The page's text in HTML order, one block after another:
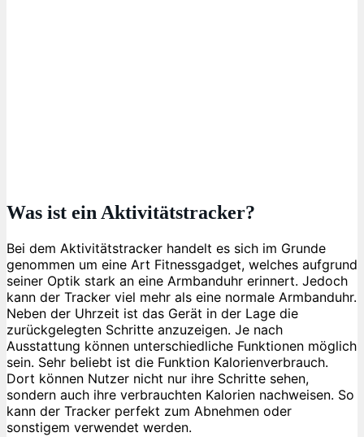
Was ist ein Aktivitätstracker?
Bei dem Aktivitätstracker handelt es sich im Grunde
genommen um eine Art Fitnessgadget, welches aufgrund
seiner Optik stark an eine Armbanduhr erinnert. Jedoch
kann der Tracker viel mehr als eine normale Armbanduhr.
Neben der Uhrzeit ist das Gerät in der Lage die
zurückgelegten Schritte anzuzeigen. Je nach
Ausstattung können unterschiedliche Funktionen möglich
sein. Sehr beliebt ist die Funktion Kalorienverbrauch.
Dort können Nutzer nicht nur ihre Schritte sehen,
sondern auch ihre verbrauchten Kalorien nachweisen. So
kann der Tracker perfekt zum Abnehmen oder
sonstigem verwendet werden.